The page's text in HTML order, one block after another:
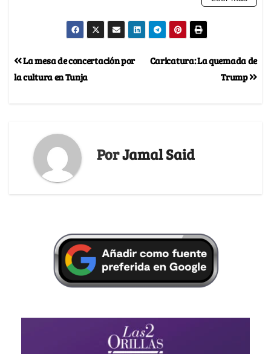
Caricatura: La quemada de
Trump
La mesa de concertación por
la cultura en Tunja
PorJamal Said